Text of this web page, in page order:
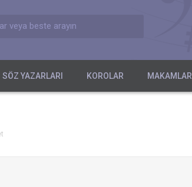
veya beste arayın
SÖZ YAZARLARI KOROLAR MAKAMLAR